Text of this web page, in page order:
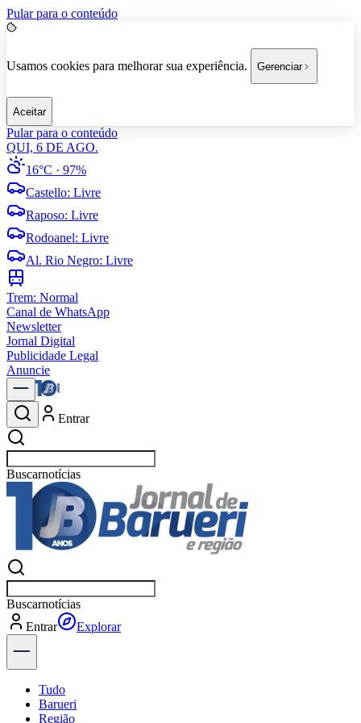
Pular para o conteúdo
Usamos cookies para melhorar sua experiência. Gerenciar
Aceitar
Pular para o conteúdo
QUI, 6 DE AGO.
16°C · 97%
Castello: Livre
Raposo: Livre
Rodoanel: Livre
Al. Rio Negro: Livre
Trem: Normal
Canal de WhatsApp
Newsletter
Jornal Digital
Publicidade Legal
Anuncie
Entrar
Buscarnotícias
Buscarnotícias
Entrar
Explorar
Tudo
Barueri
Região